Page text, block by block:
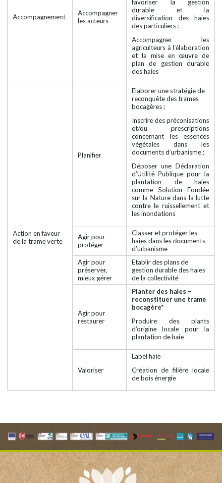
Accompagnement
Accompagner
les acteurs
favoriser la gestion
durable et la
diversification des haies
des particuliers ;
Accompagner les
agriculteurs à l’élaboration
et la mise en œuvre de
plan de gestion durable
des haies
Action en faveur
de la trame verte
Planifier
Elaborer une stratégie de
reconquête des trames
bocagères ;
Inscrire des préconisations
et/ou prescriptions
concernant les essences
végétales dans les
documents d’urbanisme ;
Déposer une Déclaration
d’Utilité Publique pour la
plantation de haies
comme Solution Fondée
sur la Nature dans la lutte
contre le ruissellement et
les inondations
Agir pour
protéger
Classer et protéger les
haies dans les documents
d’urbanisme
Agir pour
préserver,
mieux gérer
Etablir des plans de
gestion durable des haies
de la collectivité
Agir pour
restaurer
Planter des haies –
reconstituer une trame
bocagère*
Produire des plants
d’origine locale pour la
plantation de haie
Valoriser
Label haie
Création de filière locale
de bois énergie